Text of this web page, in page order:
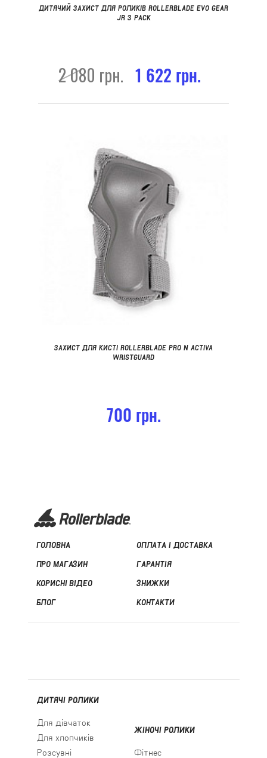
ДИТЯЧИЙ ЗАХИСТ ДЛЯ РОЛИКІВ ROLLERBLADE EVO GEAR
JR 3 PACK
2 080 грн. 1 622 грн.
ЗАХИСТ ДЛЯ КИСТІ ROLLERBLADE PRO N ACTIVA
WRISTGUARD
700 грн.
ГОЛОВНА
ПРО МАГАЗИН
КОРИСНІ ВІДЕО
БЛОГ
ОПЛАТА І ДОСТАВКА
ГАРАНТІЯ
ЗНИЖКИ
КОНТАКТИ
ДИТЯЧІ РОЛИКИ
Для дівчаток
Для хлопчиків
Розсувні
ЖІНОЧІ РОЛИКИ
Фітнес